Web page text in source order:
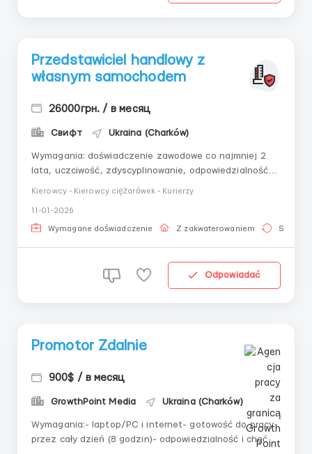
Przedstawiciel handlowy z
własnym samochodem
26000грн. / в месяц
Свифт Ukraina (Charków)
Wymagania: doświadczenie zawodowe co najmniej 2
lata, uczciwość, zdyscyplinowanie, odpowiedzialność,
Kierowcy - Kierowcy ciężarówek - Kurierzy
11-01-2026
Wymagane doświadczenie Z zakwaterowaniem Stała
Odpowiadać
Promotor Zdalnie
900$ / в месяц
GrowthPoint Media Ukraina (Charków)
Wymagania:- laptop/PC i internet- gotowość do pracy
przez cały dzień (8 godzin)- odpowiedzialność i chęć